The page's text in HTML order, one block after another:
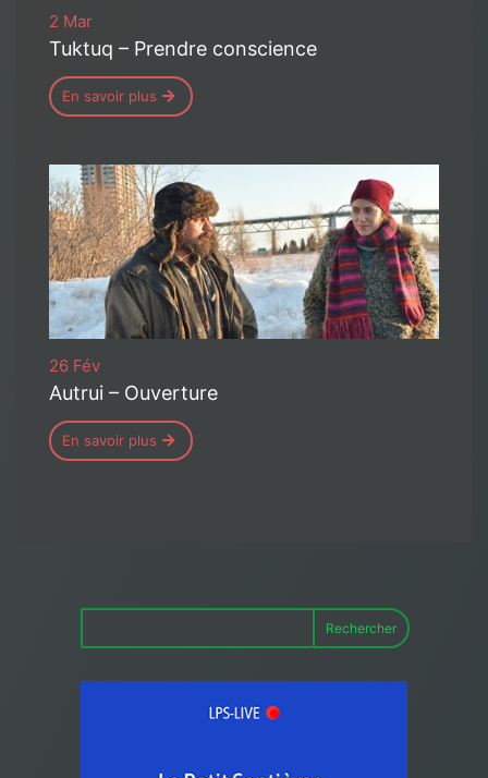
2 Mar
Tuktuq – Prendre conscience
En savoir plus
26 Fév
Autrui – Ouverture
En savoir plus
Rechercher